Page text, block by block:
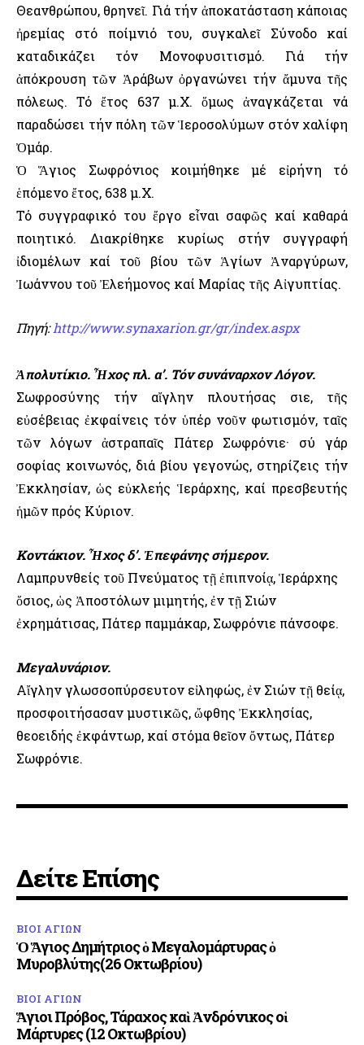
Θεανθρώπου, θρηνεῖ. Γιά τήν ἀποκατάσταση κάποιας
ἠρεμίας στό ποίμνιό του, συγκαλεῖ Σύνοδο καί
καταδικάζει τόν Μονοφυσιτισμό. Γιά τήν
ἀπόκρουση τῶν Ἀράβων ὀργανώνει τήν ἄμυνα τῆς
πόλεως. Τό ἔτος 637 μ.Χ. ὅμως ἀναγκάζεται νά
παραδώσει τήν πόλη τῶν Ἱεροσολύμων στόν χαλίφη
Ὀμάρ.
Ὁ Ἅγιος Σωφρόνιος κοιμήθηκε μέ εἰρήνη τό
ἑπόμενο ἔτος, 638 μ.Χ.
Τό συγγραφικό του ἔργο εἶναι σαφῶς καί καθαρά
ποιητικό. Διακρίθηκε κυρίως στήν συγγραφή
ἰδιομέλων καί τοῦ βίου τῶν Ἁγίων Ἀναργύρων,
Ἰωάννου τοῦ Ἐλεήμονος καί Μαρίας τῆς Αἰγυπτίας.
Πηγή:http://www.synaxarion.gr/gr/index.aspx
Ἀπολυτίκιο. Ἦχος πλ. α’. Τόν συνάναρχον Λόγον.
Σωφροσύνης τήν αἴγλην πλουτήσας Ὅσιε, τῆς
εὐσέβειας ἐκφαίνεις τόν ὑπέρ νοῦν φωτισμόν, ταῖς
τῶν λόγων ἀστραπαῖς Πάτερ Σωφρόνιε· σύ γάρ
σοφίας κοινωνός, διά βίου γεγονώς, στηρίζεις τήν
Ἐκκλησίαν, ὡς εὐκλεής Ἱεράρχης, καί πρεσβευτής
ἡμῶν πρός Κύριον.
Κοντάκιον. Ἦχος δ’. Ἐπεφάνης σήμερον.
Λαμπρυνθείς τοῦ Πνεύματος τῇ ἐπιπνοίᾳ, Ἱεράρχης
ὅσιος, ὡς Ἀποστόλων μιμητής, ἐν τῇ Σιών
ἐχρημάτισας, Πάτερ παμμάκαρ, Σωφρόνιε πάνσοφε.
Μεγαλυνάριον.
Αἴγλην γλωσσοπύρσευτον εἰληφώς, ἐν Σιών τῇ θείᾳ,
προσφοιτήσασαν μυστικῶς, ὤφθης Ἐκκλησίας,
θεοειδής ἐκφάντωρ, καί στόμα θεῖον ὄντως, Πάτερ
Σωφρόνιε.
Δείτε Επίσης
ΒΙΟΙ ΑΓΙΩΝ
Ὁ Ἅγιος Δημήτριος ὁ Μεγαλομάρτυρας ὁ
Μυροβλύτης(26 Οκτωβρίου)
ΒΙΟΙ ΑΓΙΩΝ
Ἅγιοι Πρόβος, Τάραχος καὶ Ἀνδρόνικος οἱ
Μάρτυρες (12 Οκτωβρίου)